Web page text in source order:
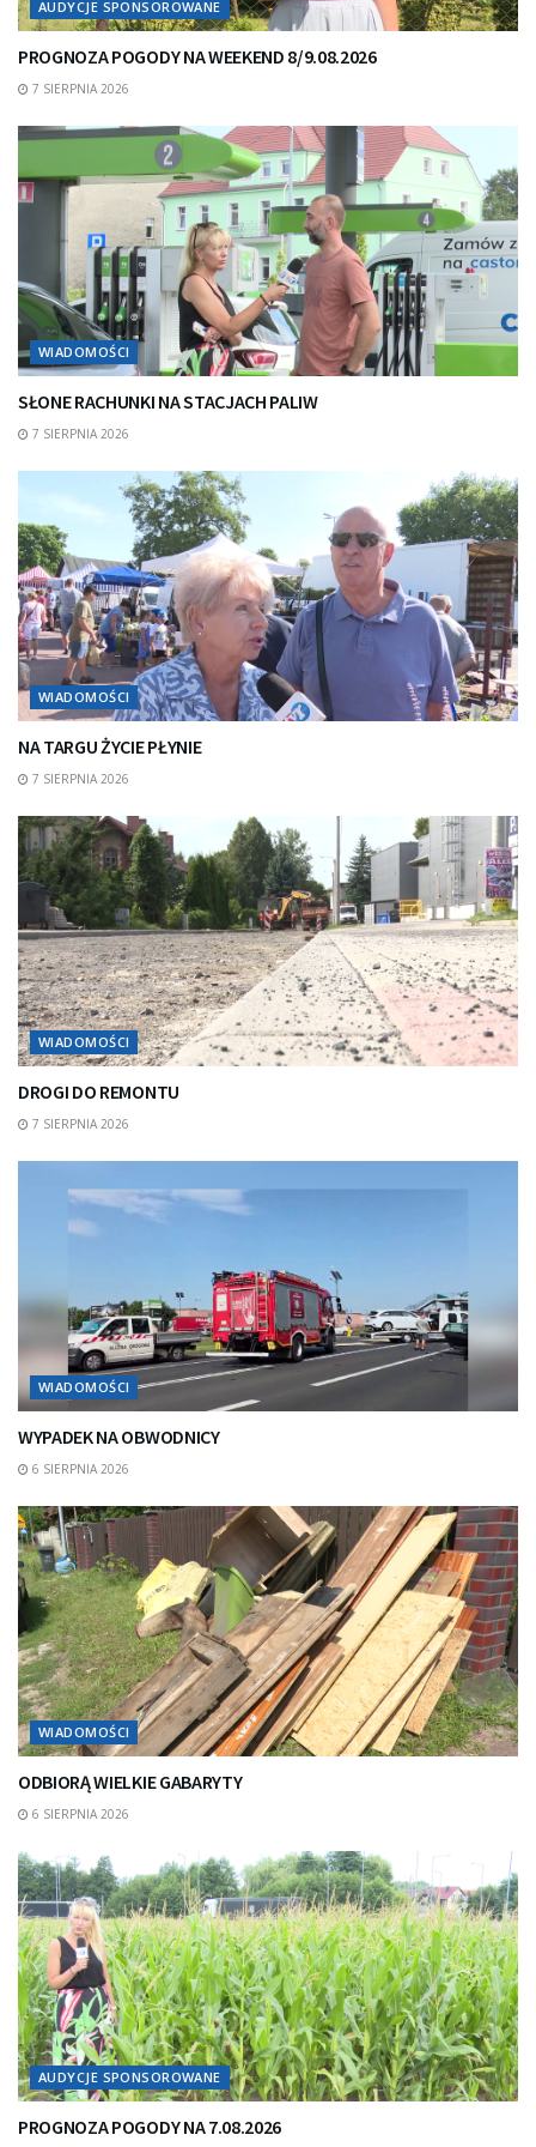
AUDYCJE SPONSOROWANE
PROGNOZA POGODY NA WEEKEND 8/9.08.2026
7 SIERPNIA 2026
WIADOMOŚCI
SŁONE RACHUNKI NA STACJACH PALIW
7 SIERPNIA 2026
WIADOMOŚCI
NA TARGU ŻYCIE PŁYNIE
7 SIERPNIA 2026
WIADOMOŚCI
DROGI DO REMONTU
7 SIERPNIA 2026
WIADOMOŚCI
WYPADEK NA OBWODNICY
6 SIERPNIA 2026
WIADOMOŚCI
ODBIORĄ WIELKIE GABARYTY
6 SIERPNIA 2026
AUDYCJE SPONSOROWANE
PROGNOZA POGODY NA 7.08.2026